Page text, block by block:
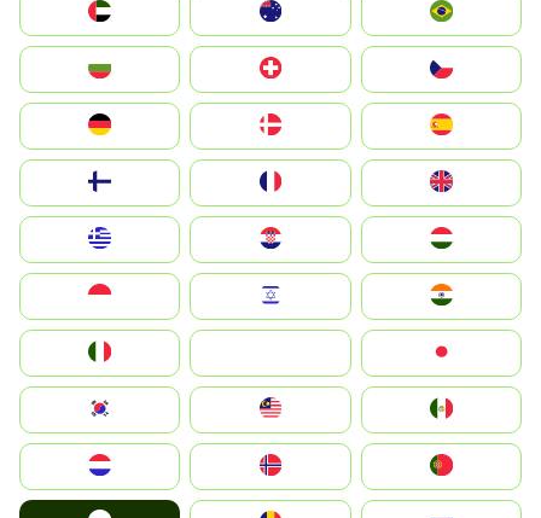
الإمارات العربية المتحدة
Switzerland
Deutschland
United Kingdom
Magyarország
South Korea